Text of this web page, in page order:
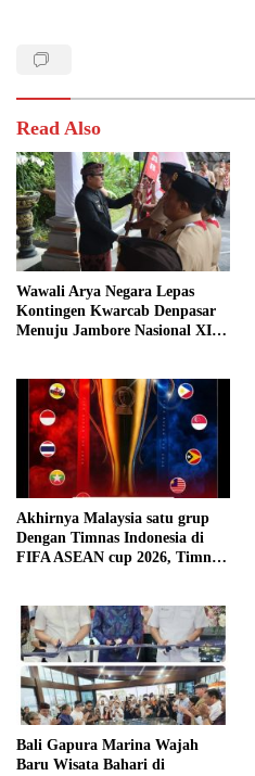
Read Also
Wawali Arya Negara Lepas
Kontingen Kwarcab Denpasar
Menuju Jambore Nasional XII
Akhirnya Malaysia satu grup
Dengan Timnas Indonesia di
FIFA ASEAN cup 2026, Timnas
Bali Gapura Marina Wajah
Baru Wisata Bahari di